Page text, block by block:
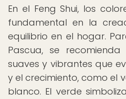
En el Feng Shui, los
fundamental en la
equilibrio en el hogar.
Pascua, se
suaves y vibrantes que
y el crecimiento, como el
blanco. El verde